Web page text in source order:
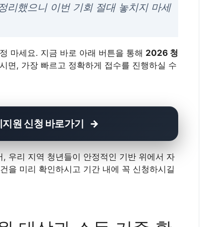
리했으니 이번 기회 절대 놓치지 마세
마세요. 지금 바로 아래 버튼을 통해 2026 청
면, 가장 빠르고 정확하게 접수를 진행하실 수
원 신청 바로가기
우리 지역 청년들이 안정적인 기반 위에서 자
을 미리 확인하시고 기간 내에 꼭 신청하시길